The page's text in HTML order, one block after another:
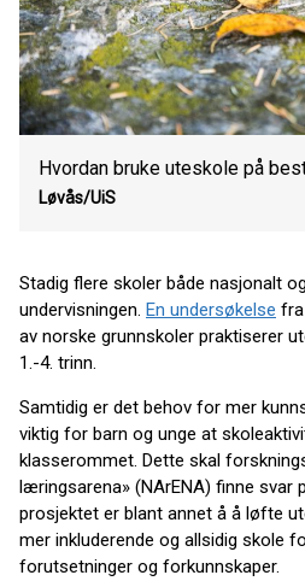
Hvordan bruke uteskole på
Løvås/UiS
Stadig flere skoler både nasjonalt
undervisningen. En undersøkelse
av norske grunnskoler praktiserer
1.-4. trinn.
Samtidig er det behov for mer
viktig for barn og unge at
klasserommet. Dette skal
læringsarena» (NArENA) finne svar
prosjektet er blant annet å å løfte
mer inkluderende og allsidig skole
forutsetninger og forkunnskaper.